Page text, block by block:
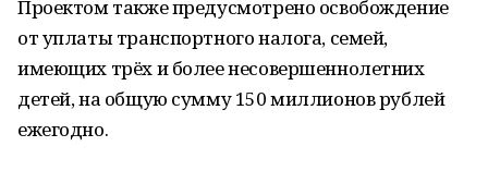
Проектом также предусмотрено освобождение
от уплаты транспортного налога, семей,
имеющих трёх и более несовершеннолетних
детей, на общую сумму 150 миллионов рублей
ежегодно.